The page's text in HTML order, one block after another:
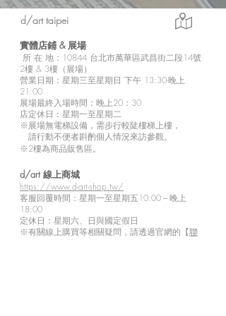
d/art taipei
實體店鋪 & 展場
所 在 地：10844 台北市萬華區武昌街二段14號
2樓 & 3樓（展場）
營業日期：星期三至星期日 下午 13:30-晚上
21:00
展場最終入場時間：晚上20：30
店定休日：星期一至星期二
※展場無電梯設備，需步行較陡樓梯上樓，
請行動不便者斟酌個人情況來訪參觀。
※2樓為商品販售區。
d/art 線上商城
https://www.d-art-shop.tw/
客服回覆時間：星期一至星期五10:00－晚上
18:00
定休日：星期六、日與國定假日
※有關線上購買等相關疑問，請透過官網的【聯